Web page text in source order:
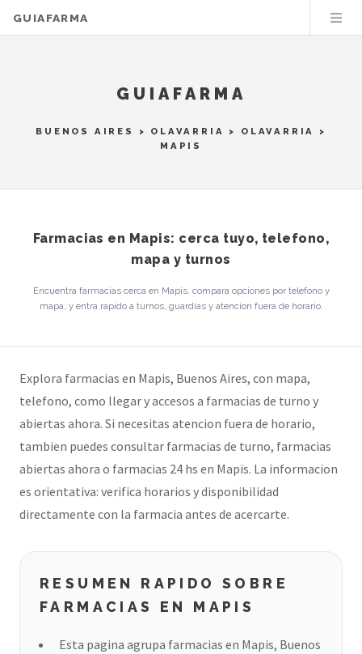
GUIAFARMA
GUIAFARMA
BUENOS AIRES > OLAVARRIA > OLAVARRIA
>
MAPIS
Farmacias en Mapis: cerca tuyo, telefono,
mapa y turnos
Encuentra farmacias cerca en Mapis, compara opciones por telefono y
mapa, y entra rapido a turnos, guardias y atencion fuera de horario.
Explora farmacias en Mapis, Buenos Aires, con mapa,
telefono, como llegar y accesos a farmacias de turno y
abiertas ahora. Si necesitas atencion fuera de horario,
tambien puedes consultar farmacias de turno, farmacias
abiertas ahora o farmacias 24 hs en Mapis. La informacion
es orientativa: verifica horarios y disponibilidad
directamente con la farmacia antes de acercarte.
RESUMEN RAPIDO SOBRE
FARMACIAS EN MAPIS
Esta pagina agrupa farmacias en Mapis, Buenos